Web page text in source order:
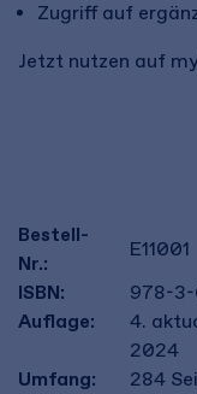
Zugriff auf
Jetzt nutzen auf
Bestell-
Nr.:
E11001
ISBN:
978-
Auflage:
4.
2024
Umfang:
284